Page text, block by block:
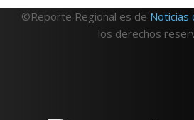
©Reporte Regional es de Noticias
los derechos